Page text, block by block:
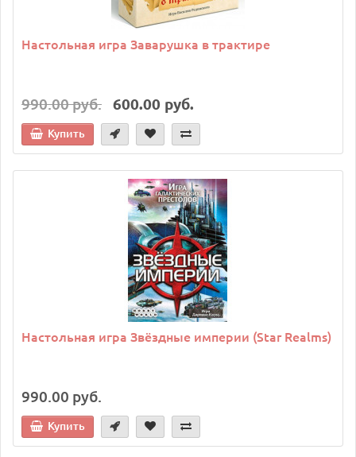
Настольная игра Заварушка в трактире
990.00 руб. 600.00 руб.
Купить
Настольная игра Звёздные империи (Star Realms)
990.00 руб.
Купить